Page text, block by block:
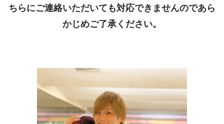
ちらにご連絡いただいても対応できませんのであら
かじめご了承ください。